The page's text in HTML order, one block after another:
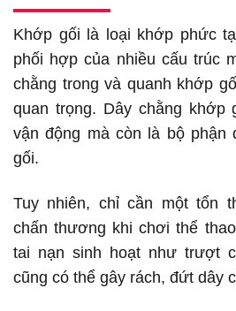
Khớp gối là loại khớp phức
phối hợp của nhiều cấu trúc
chằng trong và quanh khớp
quan trọng. Dây chằng khớp
vận động mà còn là bộ phận
gối.
Tuy nhiên, chỉ cần một tổn
chấn thương khi chơi thể
tai nạn sinh hoạt như trượt
cũng có thể gây rách, đứt dây